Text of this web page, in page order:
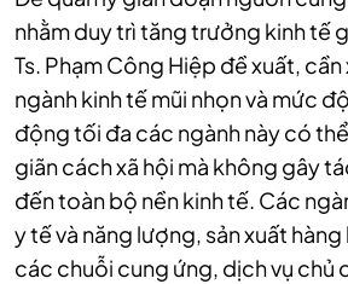
nhằm duy trì tăng trưởng kinh tế
Ts. Phạm Công Hiệp đề xuất,
ngành kinh tế mũi nhọn và mức
động tối đa các ngành này có
giãn cách xã hội mà không gây
đến toàn bộ nền kinh tế. Các
y tế và năng lượng, sản xuất
các chuỗi cung ứng, dịch vụ chủ